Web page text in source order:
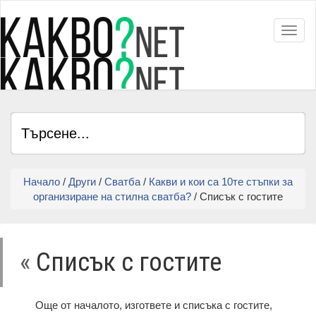
Начало / Други / Сватба / Какви и кои са 10те стъпки за
организиране на стилна сватба? / Списък с гостите
« Списък с гостите
Още от началото, изгответе и списъка с гостите,